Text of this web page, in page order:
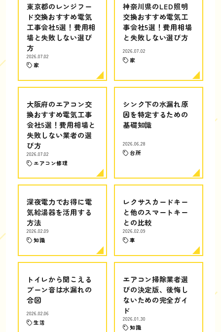
東京都のレンジフー
ド交換おすすめ電気
工事会社5選！費用相
場と失敗しない選び
方
2026.07.02
家
神奈川県のLED照明
交換おすすめ電気工
事会社5選！費用相場
と失敗しない選び方
2026.07.02
家
大阪府のエアコン交
換おすすめ電気工事
会社5選！費用相場と
失敗しない業者の選
び方
2026.07.02
エアコン修理
シンク下の水漏れ原
因を特定するための
基礎知識
2026.06.28
台所
深夜電力でお得に電
気給湯器を活用する
方法
2026.02.09
知識
レクサスカードキー
と他のスマートキー
との比較
2026.02.09
車
トイレから聞こえる
ブーン音は水漏れの
合図
2026.02.06
生活
エアコン掃除業者選
びの決定版、後悔し
ないための完全ガイ
ド
2026.01.30
知識